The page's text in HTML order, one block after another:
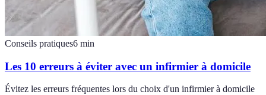
Conseils pratiques6 min
Les 10 erreurs à éviter avec un infirmier à domicile
Évitez les erreurs fréquentes lors du choix d'un infirmier à domicile